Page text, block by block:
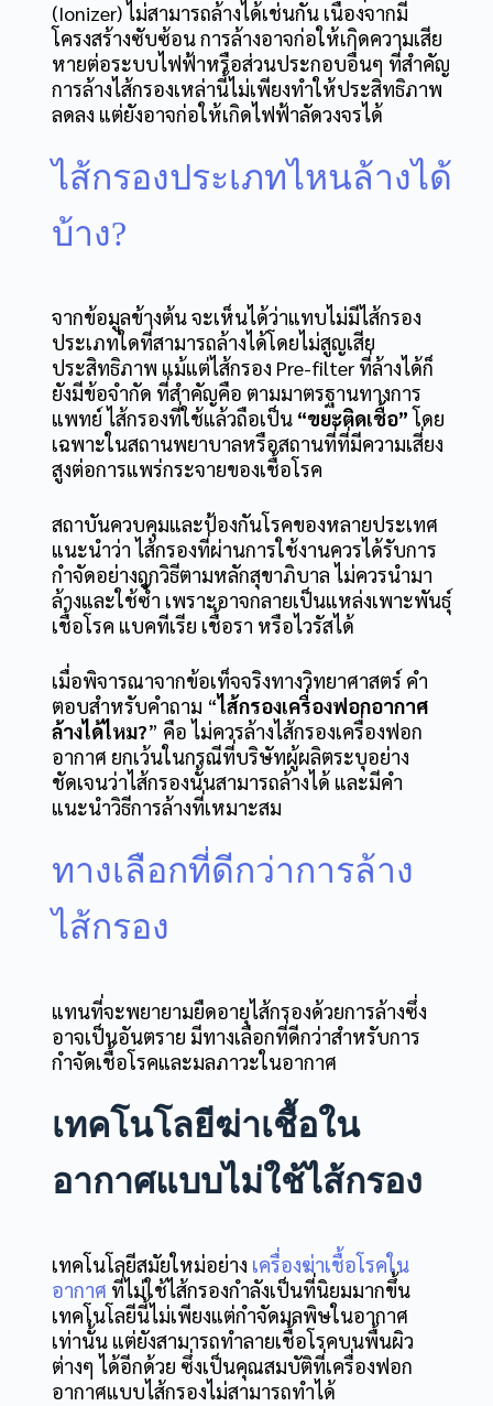
(Ionizer)ไม่สามารถล้างได้เช่นกัน เนื่องจากมี
โครงสร้างซับซ้อน การล้างอาจก่อให้เกิดความเสีย
หายต่อระบบไฟฟ้าหรือส่วนประกอบอื่นๆ ที่สำคัญ
การล้างไส้กรองเหล่านี้ไม่เพียงทำให้ประสิทธิภาพ
ลดลง แต่ยังอาจก่อให้เกิดไฟฟ้าลัดวงจรได้
ไส้กรองประเภทไหนล้างได้
บ้าง?
จากข้อมูลข้างต้น จะเห็นได้ว่าแทบไม่มีไส้กรอง
ประเภทใดที่สามารถล้างได้โดยไม่สูญเสีย
ประสิทธิภาพ แม้แต่ไส้กรอง Pre-filter ที่ล้างได้ก็
ยังมีข้อจำกัด ที่สำคัญคือ ตามมาตรฐานทางการ
แพทย์ ไส้กรองที่ใช้แล้วถือเป็น “ขยะติดเชื้อ”โดย
เฉพาะในสถานพยาบาลหรือสถานที่ที่มีความเสี่ยง
สูงต่อการแพร่กระจายของเชื้อโรค
สถาบันควบคุมและป้องกันโรคของหลายประเทศ
แนะนำว่า ไส้กรองที่ผ่านการใช้งานควรได้รับการ
กำจัดอย่างถูกวิธีตามหลักสุขาภิบาล ไม่ควรนำมา
ล้างและใช้ซ้ำ เพราะอาจกลายเป็นแหล่งเพาะพันธุ์
เชื้อโรค แบคทีเรีย เชื้อรา หรือไวรัสได้
เมื่อพิจารณาจากข้อเท็จจริงทางวิทยาศาสตร์ คำ
ตอบสำหรับคำถาม “ไส้กรองเครื่องฟอกอากาศ
ล้างได้ไหม?” คือ ไม่ควรล้างไส้กรองเครื่องฟอก
อากาศ ยกเว้นในกรณีที่บริษัทผู้ผลิตระบุอย่าง
ชัดเจนว่าไส้กรองนั้นสามารถล้างได้ และมีคำ
แนะนำวิธีการล้างที่เหมาะสม
ทางเลือกที่ดีกว่าการล้าง
ไส้กรอง
แทนที่จะพยายามยืดอายุไส้กรองด้วยการล้างซึ่ง
อาจเป็นอันตราย มีทางเลือกที่ดีกว่าสำหรับการ
กำจัดเชื้อโรคและมลภาวะในอากาศ
เทคโนโลยีฆ่าเชื้อใน
อากาศแบบไม่ใช้ไส้กรอง
เทคโนโลยีสมัยใหม่อย่าง เครื่องฆ่าเชื้อโรคใน
อากาศ ที่ไม่ใช้ไส้กรองกำลังเป็นที่นิยมมากขึ้น
เทคโนโลยีนี้ไม่เพียงแต่กำจัดมลพิษในอากาศ
เท่านั้น แต่ยังสามารถทำลายเชื้อโรคบนพื้นผิว
ต่างๆ ได้อีกด้วย ซึ่งเป็นคุณสมบัติที่เครื่องฟอก
อากาศแบบไส้กรองไม่สามารถทำได้